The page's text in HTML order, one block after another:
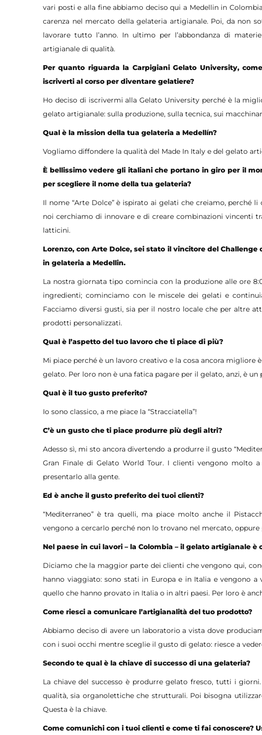
vari posti e alla fine abbiamo deciso qui a Medellin in
carenza nel mercato della gelateria artigianale. Poi, da non
lavorare tutto l’anno. In ultimo per l’abbondanza di
artigianale di qualità.
Per quanto riguarda la Carpigiani Gelato University,
iscriverti al corso per diventare gelatiere?
Ho deciso di iscrivermi alla Gelato University perché è la
gelato artigianale: sulla produzione, sulla tecnica, sui
Qual è la mission della tua gelateria a Medellín?
Vogliamo diffondere la qualità del Made In Italy e del gelato
È bellissimo vedere gli italiani che portano in giro per il
per scegliere il nome della tua gelateria?
Il nome “Arte Dolce” è ispirato ai gelati che creiamo, perché
noi cerchiamo di innovare e di creare combinazioni
latticini.
Lorenzo, con Arte Dolce, sei stato il vincitore del
in gelateria a Medellin.
La nostra giornata tipo comincia con la produzione alle ore
ingredienti; cominciamo con le miscele dei gelati e
Facciamo diversi gusti, sia per il nostro locale che per altre
prodotti personalizzati.
Qual è l’aspetto del tuo lavoro che ti piace di più?
Mi piace perché è un lavoro creativo e la cosa ancora
gelato. Per loro non è una fatica pagare per il gelato, anzi, è
Qual è il tuo gusto preferito?
Io sono classico, a me piace la “Stracciatella”!
C’è un gusto che ti piace produrre più degli altri?
Adesso sì, mi sto ancora divertendo a produrre il gusto
Gran Finale di Gelato World Tour. I clienti vengono molto
presentarlo alla gente.
Ed è anche il gusto preferito dei tuoi clienti?
“Mediterraneo” è tra quelli, ma piace molto anche il
vengono a cercarlo perché non lo trovano nel mercato, oppure
Nel paese in cui lavori – la Colombia – il gelato artigianale
Diciamo che la maggior parte dei clienti che vengono qui,
hanno viaggiato: sono stati in Europa e in Italia e vengono
quello che hanno provato in Italia o in altri paesi. Per loro è
Come riesci a comunicare l’artigianalità del tuo prodotto?
Abbiamo deciso di avere un laboratorio a vista dove
con i suoi occhi mentre sceglie il gusto di gelato: riesce a
Secondo te qual è la chiave di successo di una gelateria?
La chiave del successo è produrre gelato fresco, tutti i
qualità, sia organolettiche che strutturali. Poi bisogna
Questa è la chiave.
Come comunichi con i tuoi clienti e come ti fai conoscere?